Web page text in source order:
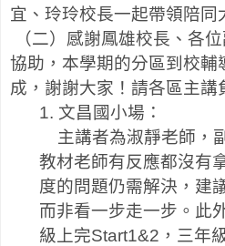
宜、玲玲校長一起帶領陪同
（二）感謝鳳雄校長、各
協助，本學期的分區到校輔
成，謝謝大家！請各區主講
1. 文昌國小場：
主講者為淑靜老師，
教材老師有反應都沒有
度的問題仍需解決，建
而非看一步走一步。此
級上完Start1&2 ，三年